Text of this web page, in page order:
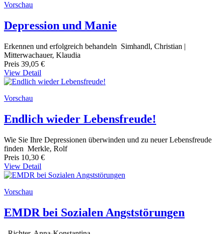
Vorschau
Depression und Manie
Erkennen und erfolgreich behandeln Simhandl, Christian |
Mitterwachauer, Klaudia
Preis 39,05 €
View Detail
Vorschau
Endlich wieder Lebensfreude!
Wie Sie Ihre Depressionen überwinden und zu neuer Lebensfreude
finden Merkle, Rolf
Preis 10,30 €
View Detail
Vorschau
EMDR bei Sozialen Angststörungen